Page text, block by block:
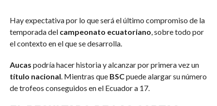
Hay expectativa por lo que será el último compromiso de la
temporada del campeonato ecuatoriano, sobre todo por
el contexto en el que se desarrolla.
Aucas podría hacer historia y alcanzar por primera vez un
título nacional. Mientras que BSCpuede alargar su número
de trofeos conseguidos en el Ecuador a 17.